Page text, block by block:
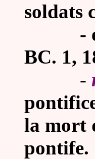
soldats
-
BC. 1,
-
la mort
pontife.